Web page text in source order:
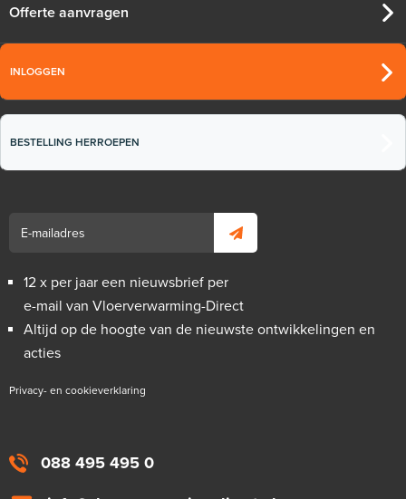
088 495 495 0
Offerte aanvragen
INLOGGEN
BESTELLING HERROEPEN
12 x per jaar een nieuwsbrief per
e-mail van Vloerverwarming-Direct
Altijd op de hoogte van de nieuwste ontwikkelingen en
acties
Privacy- en cookieverklaring